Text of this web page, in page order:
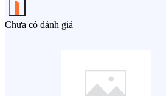
Chưa có đánh giá